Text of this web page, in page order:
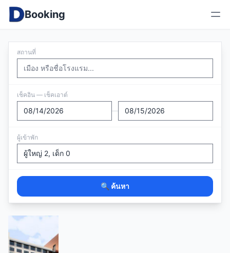
Booking
สถานที่
เช็คอิน — เช็คเอาต์
—
ผู้เข้าพัก
🔍 ค้นหา